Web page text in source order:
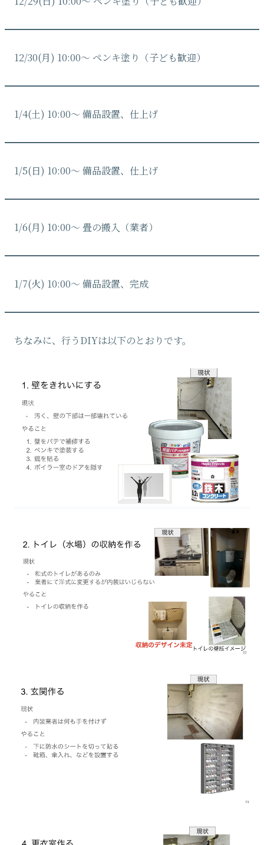
12/30(月) 10:00〜 ペンキ塗り（子ども歓迎）
1/4(土) 10:00〜 備品設置、仕上げ
1/5(日) 10:00〜 備品設置、仕上げ
1/6(月) 10:00〜 畳の搬入（業者）
1/7(火) 10:00〜 備品設置、完成
ちなみに、行うDIYは以下のとおりです。